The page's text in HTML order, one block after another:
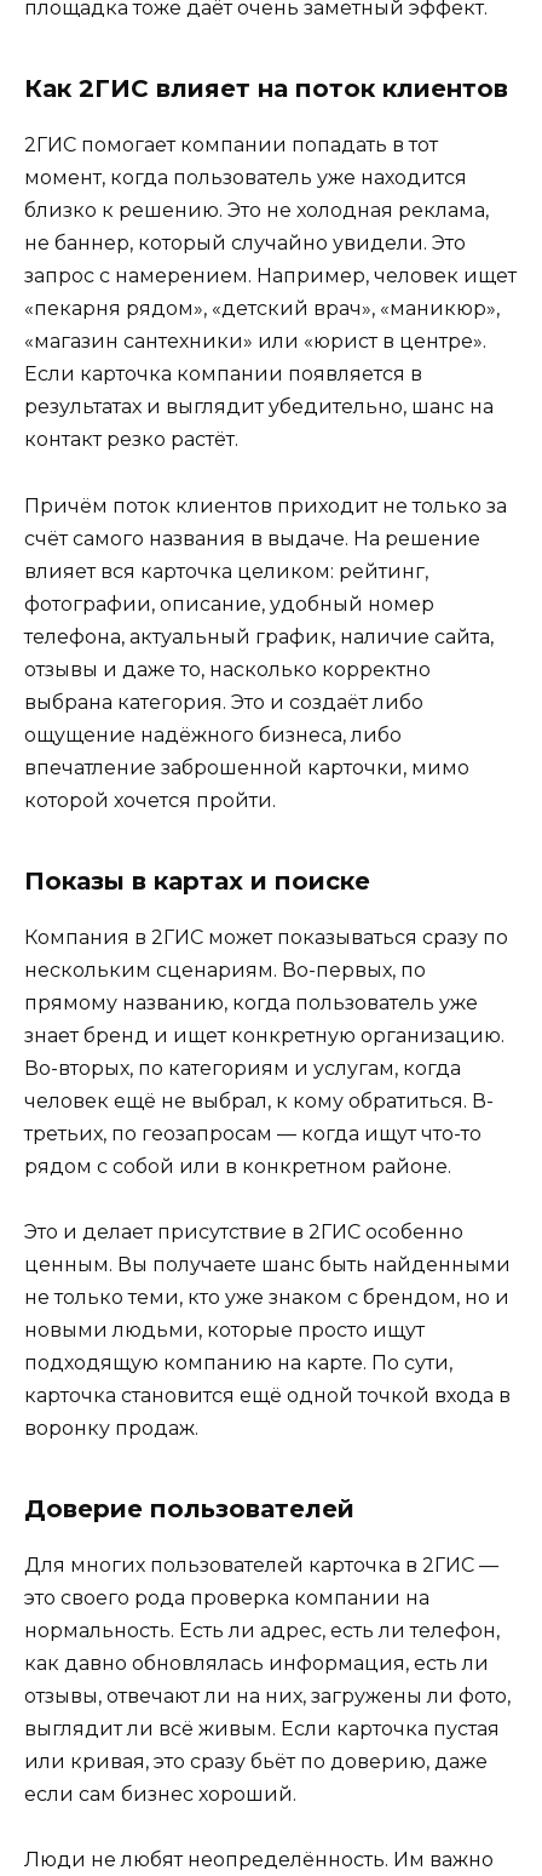
площадка тоже даёт очень заметный эффект.
Как 2ГИС влияет на поток клиентов
2ГИС помогает компании попадать в тот
момент, когда пользователь уже находится
близко к решению. Это не холодная реклама,
не баннер, который случайно увидели. Это
запрос с намерением. Например, человек ищет
«пекарня рядом», «детский врач», «маникюр»,
«магазин сантехники» или «юрист в центре».
Если карточка компании появляется в
результатах и выглядит убедительно, шанс на
контакт резко растёт.
Причём поток клиентов приходит не только за
счёт самого названия в выдаче. На решение
влияет вся карточка целиком: рейтинг,
фотографии, описание, удобный номер
телефона, актуальный график, наличие сайта,
отзывы и даже то, насколько корректно
выбрана категория. Это и создаёт либо
ощущение надёжного бизнеса, либо
впечатление заброшенной карточки, мимо
которой хочется пройти.
Показы в картах и поиске
Компания в 2ГИС может показываться сразу по
нескольким сценариям. Во-первых, по
прямому названию, когда пользователь уже
знает бренд и ищет конкретную организацию.
Во-вторых, по категориям и услугам, когда
человек ещё не выбрал, к кому обратиться. В-
третьих, по геозапросам — когда ищут что-то
рядом с собой или в конкретном районе.
Это и делает присутствие в 2ГИС особенно
ценным. Вы получаете шанс быть найденными
не только теми, кто уже знаком с брендом, но и
новыми людьми, которые просто ищут
подходящую компанию на карте. По сути,
карточка становится ещё одной точкой входа в
воронку продаж.
Доверие пользователей
Для многих пользователей карточка в 2ГИС —
это своего рода проверка компании на
нормальность. Есть ли адрес, есть ли телефон,
как давно обновлялась информация, есть ли
отзывы, отвечают ли на них, загружены ли фото,
выглядит ли всё живым. Если карточка пустая
или кривая, это сразу бьёт по доверию, даже
если сам бизнес хороший.
Люди не любят неопределённость. Им важно